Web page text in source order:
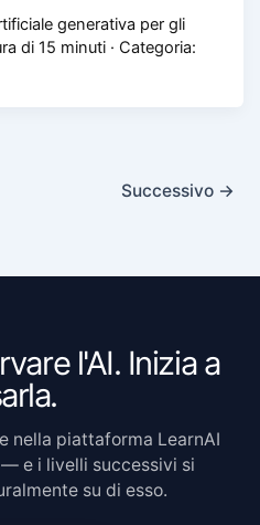
generativa per gli
di 15 minuti · Categoria:
Successivo →
l'AI. Inizia a
nella piattaforma LearnAI
e i livelli successivi si
su di esso.